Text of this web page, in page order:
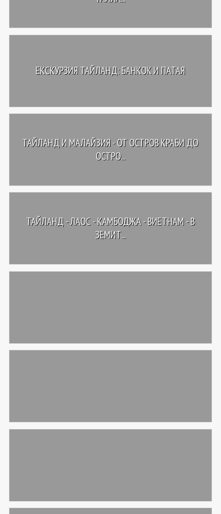
ЕКСКУРЗИЯ ТАЙЛАНД: БАНКОК И ПАТАЯ
ТАЙЛАНД И МАЛАЙЗИЯ - ОТ ОСТРОВ КРАБИ ДО
ОСТРО...
ТАЙЛАНД - ЛАОС - КАМБОДЖА - ВИЕТНАМ - В
ЗЕМИТ...